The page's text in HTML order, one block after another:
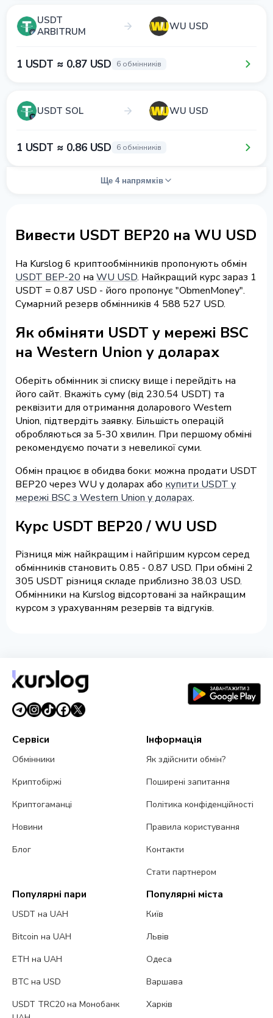
USDT
ARBITRUM
WU USD
1 USDT ≈ 0.87 USD 6 обмінників
USDT SOL WU USD
1 USDT ≈ 0.86 USD 6 обмінників
Ще 4 напрямків
Вивести USDT BEP20 на WU USD
На Kurslog 6 криптообмінників пропонують обмін
USDT BEP-20 на WU USD. Найкращий курс зараз 1
USDT = 0.87 USD - його пропонує "ObmenMoney".
Сумарний резерв обмінників 4 588 527 USD.
Як обміняти USDT у мережі BSC
на Western Union у доларах
Оберіть обмінник зі списку вище і перейдіть на
його сайт. Вкажіть суму (від 230.54 USDT) та
реквізити для отримання доларового Western
Union, підтвердіть заявку. Більшість операцій
обробляються за 5-30 хвилин. При першому обміні
рекомендуємо почати з невеликої суми.
Обмін працює в обидва боки: можна продати USDT
BEP20 через WU у доларах або купити USDT у
мережі BSC з Western Union у доларах.
Курс USDT BEP20 / WU USD
Різниця між найкращим і найгіршим курсом серед
обмінників становить 0.85 - 0.87 USD. При обміні 2
305 USDT різниця складе приблизно 38.03 USD.
Обмінники на Kurslog відсортовані за найкращим
курсом з урахуванням резервів та відгуків.
Сервіси
Обмінники
Криптобіржі
Криптогаманці
Новини
Блог
Інформація
Як здійснити обмін?
Поширені запитання
Політика конфіденційності
Правила користування
Контакти
Стати партнером
Популярні пари
USDT на UAH
Bitcoin на UAH
ETH на UAH
BTC на USD
USDT TRC20 на Монобанк
Популярні міста
Київ
Львів
Одеса
Варшава
Харків